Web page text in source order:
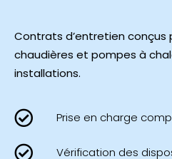
Contrats d’entretien conçus
chaudières et pompes à
installations.
Prise en charge
Vérification des